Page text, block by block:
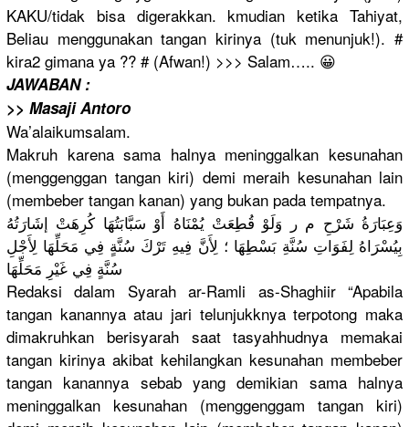
KAKU/tidak bisa digerakkan. kmudian ketika Tahiyat,
Beliau menggunakan tangan kirinya (tuk menunjuk!). #
kira2 gimana ya ?? # (Afwan!) >>> Salam….. 😀
JAWABAN :
>> Masaji Antoro
Wa’alaikumsalam.
Makruh karena sama halnya meninggalkan kesunahan
(menggenggan tangan kiri) demi meraih kesunahan lain
(membeber tangan kanan) yang bukan pada tempatnya.
وَعِبَارَةُ شَرْحِ م ر وَلَوْ قُطِعَتْ يُمْنَاهُ أَوْ سَبَّابَتُهَا كُرِهَتْ إشَارَتُهُ
بِيُسْرَاهُ لِفَوَاتِ سُنَّةِ بَسْطِهَا ؛ لِأَنَّ فِيهِ تَرْكَ سُنَّةٍ فِي مَحَلِّهَا لِأَجْلِ
سُنَّةٍ فِي غَيْرِ مَحَلِّهَا
Redaksi dalam Syarah ar-Ramli as-Shaghiir “Apabila
tangan kanannya atau jari telunjukknya terpotong maka
dimakruhkan berisyarahsaat tasyahhudnya memakai
tangan kirinya akibat kehilangkan kesunahan membeber
tangan kanannya sebab yang demikian sama halnya
meninggalkan kesunahan (menggenggam tangan kiri)